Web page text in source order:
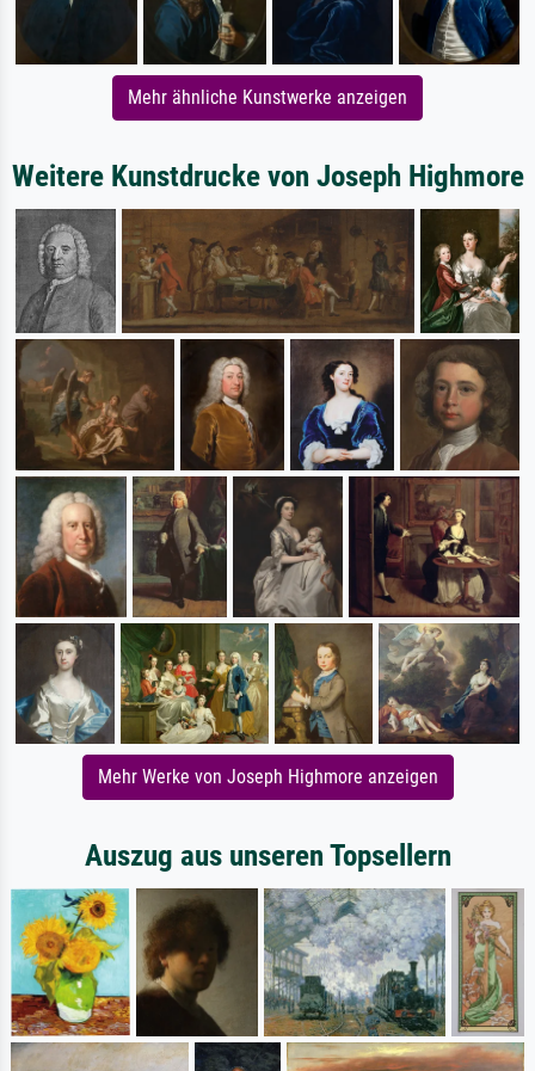
Mehr ähnliche Kunstwerke anzeigen
Weitere Kunstdrucke von Joseph Highmore
Mehr Werke von Joseph Highmore anzeigen
Auszug aus unseren Topsellern